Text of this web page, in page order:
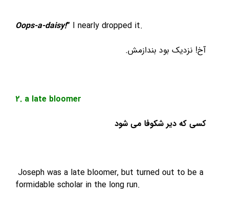
Oops-a-daisy!”I nearly dropped it.
بود بندازمش.
2. a late bloomer
دیر شکوفا می شود
Joseph was a late bloomer, but turned out to
formidable scholar in the long run.